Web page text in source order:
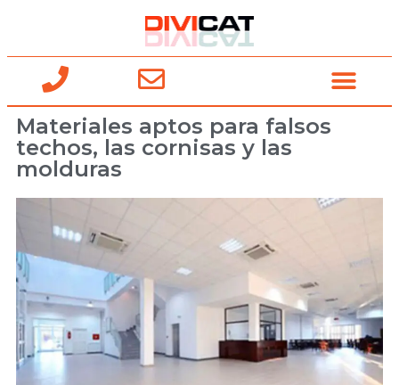
Materiales aptos para falsos
techos, las cornisas y las
molduras